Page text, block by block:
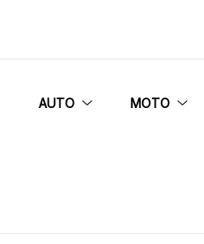
AUTO MOTO